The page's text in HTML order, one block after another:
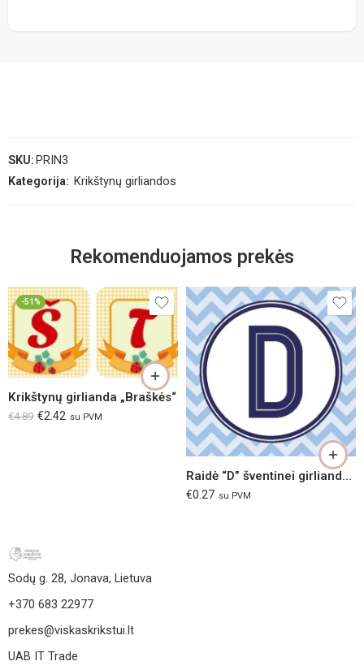
SKU: PRIN3
Kategorija: Krikštynų girliandos
Rekomenduojamos prekės
-51%
Krikštynų girlianda „Braškės“
€4.89 €2.42 su PVM
Raidė “D” šventinei girliandai, rožinė/melsva
€0.27 su PVM
Sodų g. 28, Jonava, Lietuva
+370 683 22977
prekes@viskaskrikstui.lt
UAB IT Trade